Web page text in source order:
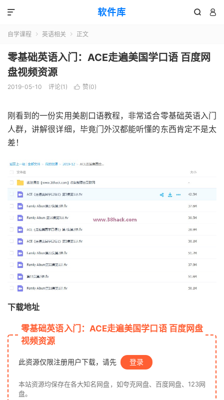
软件库  

自学课程  英语相关  正文
零基础英语入门：ACE走遍美国学口语 百度网
盘视频资源
2019-05-10 评论(1)  赞(0)
刚看到的一份实用美剧口语教程，非常适合零基础英语入门
人群，讲解很详细，毕竟门外汉都能听懂的东西肯定不是太
差！
下载地址
零基础英语入门：ACE走遍美国学口语 百度网盘
视频资源
此资源仅限注册用户下载，请先 登录
本站资源均保存在各大知名网盘，如夸克网盘、百度网盘、123网
盘。